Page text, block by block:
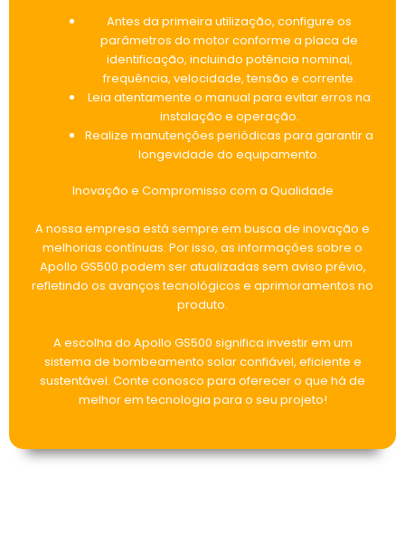
Antes da primeira utilização, configure os
parâmetros do motor conforme a placa de
identificação, incluindo potência nominal,
frequência, velocidade, tensão e corrente.
Leia atentamente o manual para evitar erros na
instalação e operação.
Realize manutenções periódicas para garantir a
longevidade do equipamento.
Inovação e Compromisso com a Qualidade
A nossa empresa está sempre em busca de inovação e
melhorias contínuas. Por isso, as informações sobre o
Apollo GS500 podem ser atualizadas sem aviso prévio,
refletindo os avanços tecnológicos e aprimoramentos no
produto.
A escolha do Apollo GS500 significa investir em um
sistema de bombeamento solar confiável, eficiente e
sustentável. Conte conosco para oferecer o que há de
melhor em tecnologia para o seu projeto!